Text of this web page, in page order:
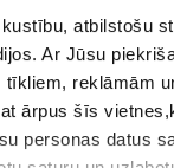
atbilstošu
Ar Jūsu
reklāmām
ārpus šīs
personas datus
jābūt